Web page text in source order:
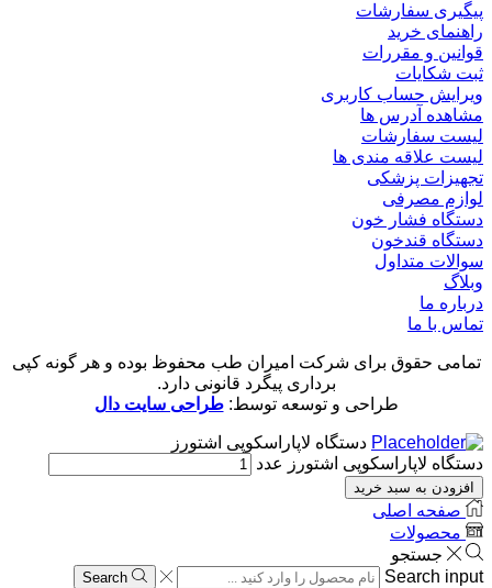
پیگیری سفارشات
راهنمای خرید
قوانین و مقررات
ثبت شکایات
ویرایش حساب کاربری
مشاهده آدرس ها
لیست سفارشات
لیست علاقه مندی ها
تجهیزات پزشکی
لوازم مصرفی
دستگاه فشار خون
دستگاه قندخون
سوالات متداول
وبلاگ
درباره ما
تماس با ما
تمامی حقوق برای شرکت امیران طب محفوظ بوده و هر گونه کپی
برداری پیگرد قانونی دارد.
طراحی و توسعه توسط:طراحی سایت دال
دستگاه لاپاراسکوپی اشتورز
دستگاه لاپاراسکوپی اشتورز عدد
افزودن به سبد خرید
صفحه اصلی
محصولات
جستجو
Search input
Search